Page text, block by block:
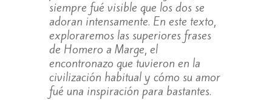
siempre fué visible que los dos se
adoran intensamente. En este texto,
exploraremos las superiores frases
de Homero a Marge, el
encontronazo que tuvieron en la
civilización habitual y cómo su amor
fué una inspiración para bastantes.